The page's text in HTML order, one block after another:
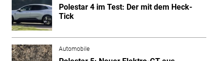
Polestar 4 im Test: Der mit dem Heck-
Tick
Automobile